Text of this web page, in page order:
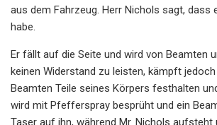
aus dem Fahrzeug. Herr Nichols sagt, dass
habe.
Er fällt auf die Seite und wird von Beamten
keinen Widerstand zu leisten, kämpft
Beamten Teile seines Körpers festhalten
wird mit Pfefferspray besprüht und ein
Taser auf ihn, während Mr. Nichols aufsteht